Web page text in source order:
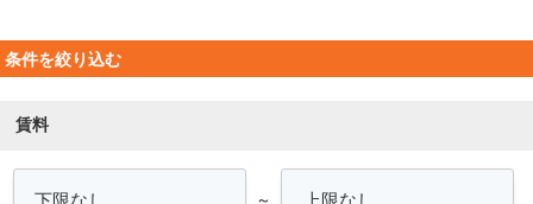
条件を絞り込む
賃料
～